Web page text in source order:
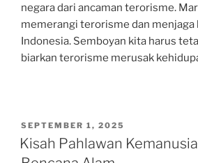
negara dari ancaman terorisme.
memerangi terorisme dan menjaga
Indonesia. Semboyan kita harus
biarkan terorisme merusak
POSTED
ON
SEPTEMBER 1, 2025
Kisah Pahlawan